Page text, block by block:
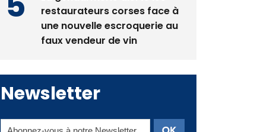
restaurateurs corses face à
une nouvelle escroquerie au
faux vendeur de vin
Newsletter